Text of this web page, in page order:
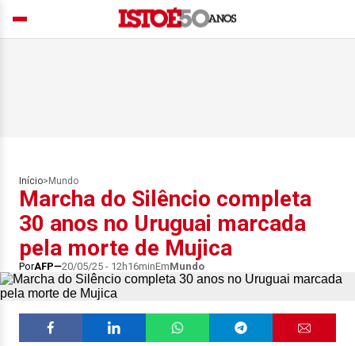
Início> Mundo
Marcha do Silêncio completa
30 anos no Uruguai marcada
pela morte de Mujica
PorAFP 20/05/25 - 12h16minEmMundo